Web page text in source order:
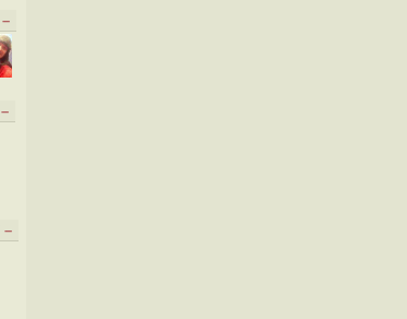
–
–
–